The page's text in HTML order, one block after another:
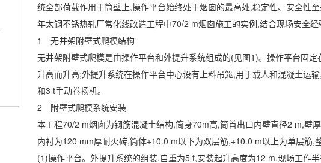
统全部荷载作用于筒壁上,操作平台始终处于烟囱的最高处,稳定性、安全性
年太钢不锈热轧厂常化线改造工程中70/2 m烟囱施工的实例,结合现场安全
1 无井架附壁式爬模结构
无井架附壁式爬模是由操作平台和外提升系统组成的(见图1)。操作平台固
升高而升高;外提升系统在操作平台中心设有上料吊笼,用于载人和混凝土运
和3 t手动卷扬机。
2 附壁式爬模系统安装
本工程70/2 m烟囱为钢筋混凝土结构,筒身70m高,筒首出口内壁直径2 m,壁
内衬为120 mm厚耐火砖,筒体+10.0 m以下为双层筋,+10.0 m以上为单层筋,
(1)操作平台。外提升系统的组装,自重为5 t,安装起升高度为12 m,现场工作